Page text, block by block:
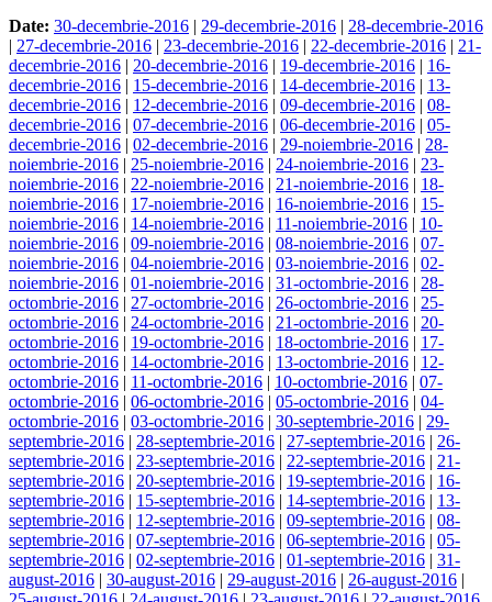
Date: 30-decembrie-2016 | 29-decembrie-2016 | 28-decembrie-2016
| 27-decembrie-2016 | 23-decembrie-2016 | 22-decembrie-2016 | 21-
decembrie-2016 | 20-decembrie-2016 | 19-decembrie-2016 | 16-
decembrie-2016 | 15-decembrie-2016 | 14-decembrie-2016 | 13-
decembrie-2016 | 12-decembrie-2016 | 09-decembrie-2016 | 08-
decembrie-2016 | 07-decembrie-2016 | 06-decembrie-2016 | 05-
decembrie-2016 | 02-decembrie-2016 | 29-noiembrie-2016 | 28-
noiembrie-2016 | 25-noiembrie-2016 | 24-noiembrie-2016 | 23-
noiembrie-2016 | 22-noiembrie-2016 | 21-noiembrie-2016 | 18-
noiembrie-2016 | 17-noiembrie-2016 | 16-noiembrie-2016 | 15-
noiembrie-2016 | 14-noiembrie-2016 | 11-noiembrie-2016 | 10-
noiembrie-2016 | 09-noiembrie-2016 | 08-noiembrie-2016 | 07-
noiembrie-2016 | 04-noiembrie-2016 | 03-noiembrie-2016 | 02-
noiembrie-2016 | 01-noiembrie-2016 | 31-octombrie-2016 | 28-
octombrie-2016 | 27-octombrie-2016 | 26-octombrie-2016 | 25-
octombrie-2016 | 24-octombrie-2016 | 21-octombrie-2016 | 20-
octombrie-2016 | 19-octombrie-2016 | 18-octombrie-2016 | 17-
octombrie-2016 | 14-octombrie-2016 | 13-octombrie-2016 | 12-
octombrie-2016 | 11-octombrie-2016 | 10-octombrie-2016 | 07-
octombrie-2016 | 06-octombrie-2016 | 05-octombrie-2016 | 04-
octombrie-2016 | 03-octombrie-2016 | 30-septembrie-2016 | 29-
septembrie-2016 | 28-septembrie-2016 | 27-septembrie-2016 | 26-
septembrie-2016 | 23-septembrie-2016 | 22-septembrie-2016 | 21-
septembrie-2016 | 20-septembrie-2016 | 19-septembrie-2016 | 16-
septembrie-2016 | 15-septembrie-2016 | 14-septembrie-2016 | 13-
septembrie-2016 | 12-septembrie-2016 | 09-septembrie-2016 | 08-
septembrie-2016 | 07-septembrie-2016 | 06-septembrie-2016 | 05-
septembrie-2016 | 02-septembrie-2016 | 01-septembrie-2016 | 31-
august-2016 | 30-august-2016 | 29-august-2016 | 26-august-2016 |